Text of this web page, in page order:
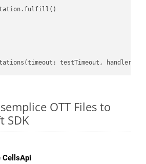
testTimeout, handler:
OTT Files to
SDK
CellsApi